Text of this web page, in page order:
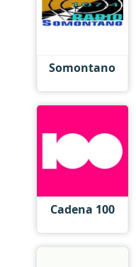
Somontano
Cadena 100